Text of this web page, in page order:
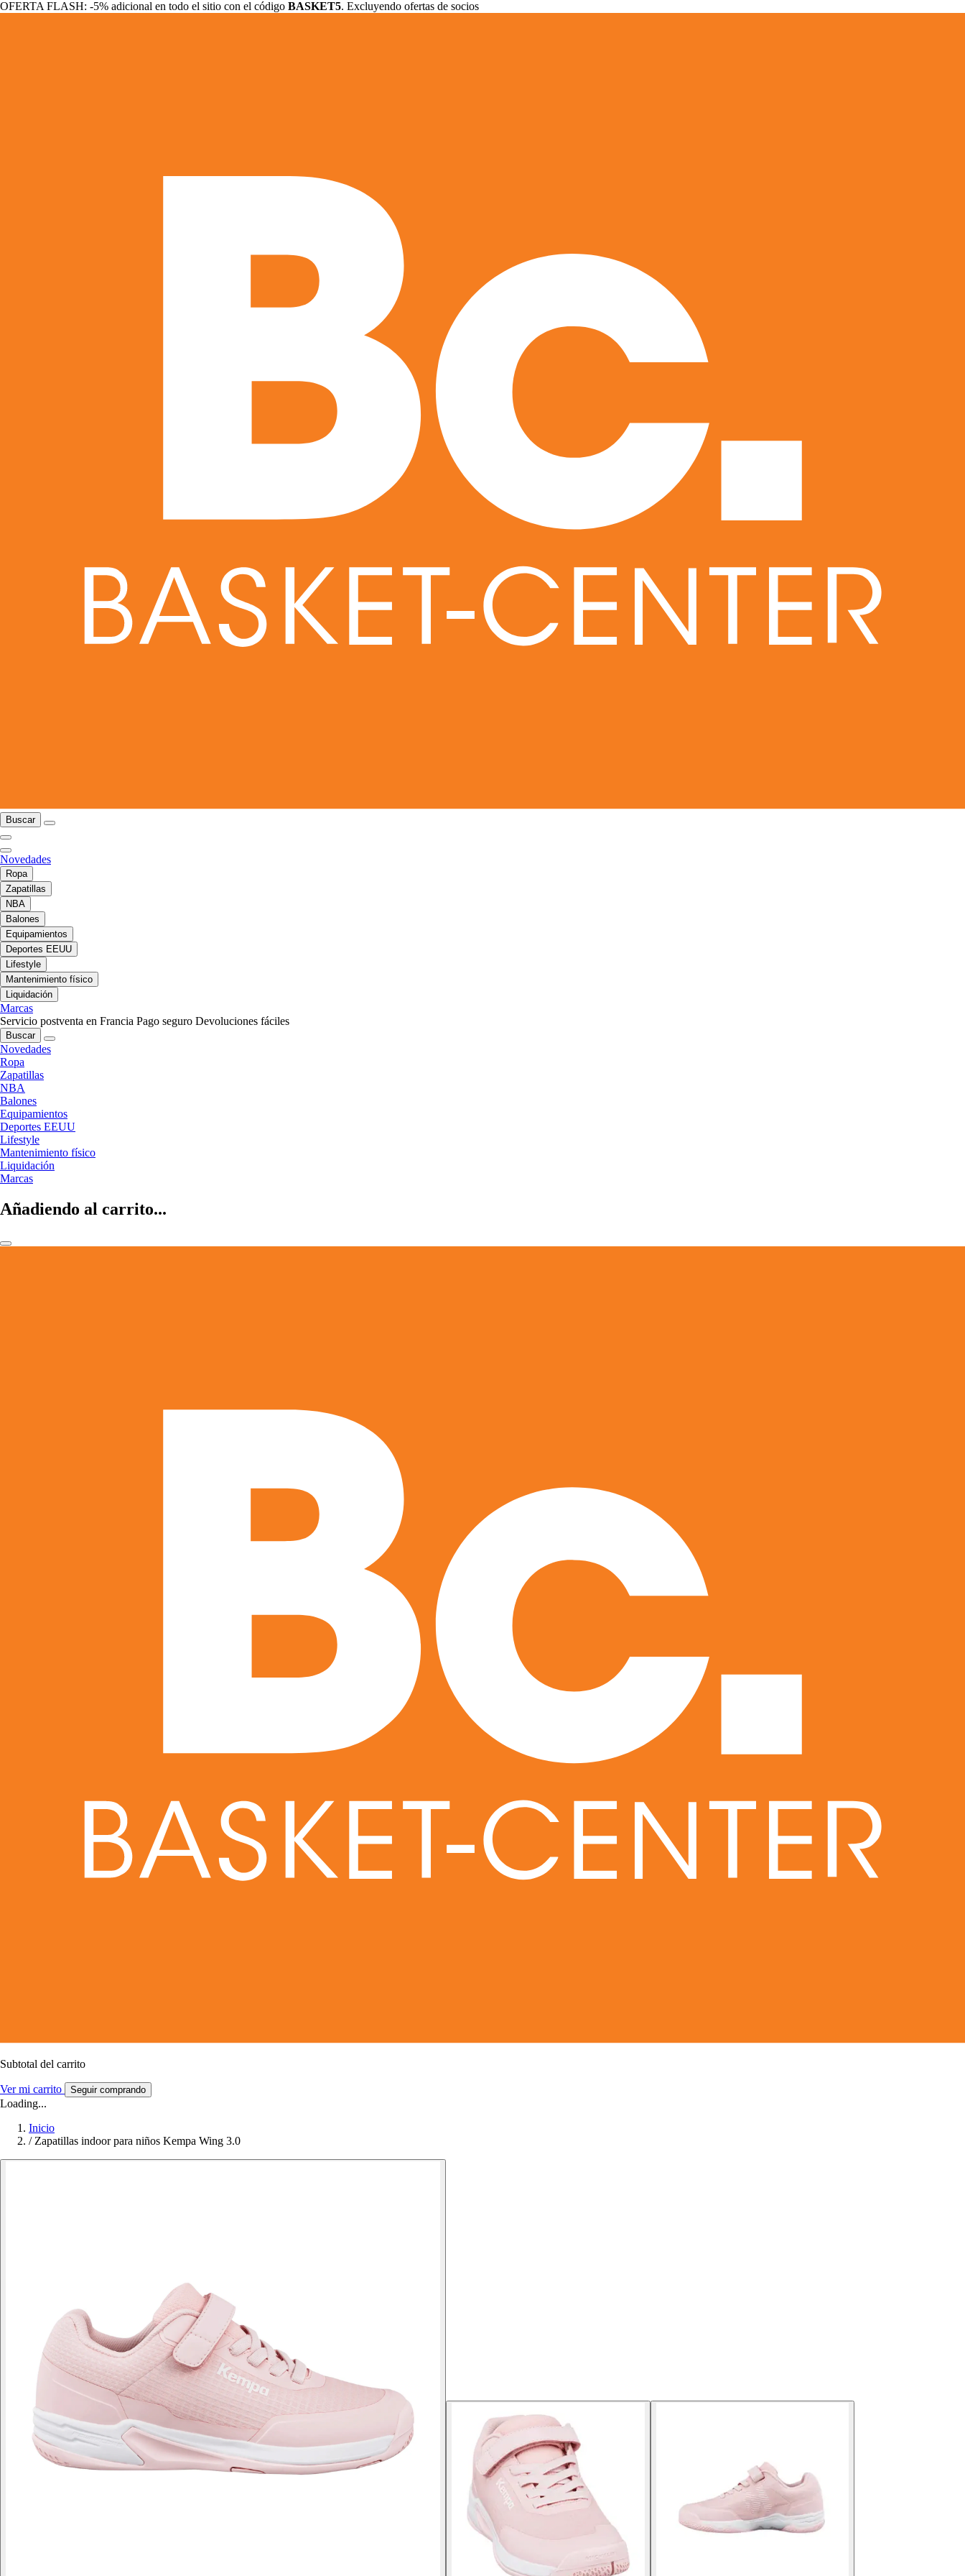
OFERTA FLASH: -5% adicional en todo el sitio con el código BASKET5. Excluyendo ofertas de socios
Buscar
Novedades
Ropa
Zapatillas
NBA
Balones
Equipamientos
Deportes EEUU
Lifestyle
Mantenimiento físico
Liquidación
Marcas
Servicio postventa en Francia Pago seguro Devoluciones fáciles
Buscar
Novedades
Ropa
Zapatillas
NBA
Balones
Equipamientos
Deportes EEUU
Lifestyle
Mantenimiento físico
Liquidación
Marcas
Añadiendo al carrito...
Subtotal del carrito
Ver mi carrito Seguir comprando
Loading...
Inicio
/ Zapatillas indoor para niños Kempa Wing 3.0